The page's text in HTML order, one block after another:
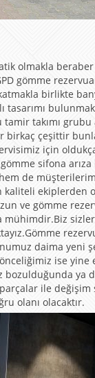
olmakla
gömme
birlikte
tasarımı
takımı
birkaç çeşittir
için
sifona
de
kaliteli ekiplerden
ve gömme
mühimdir.Biz
daima yeni
ise yine
ya
ile değişim
olanı olacaktır.